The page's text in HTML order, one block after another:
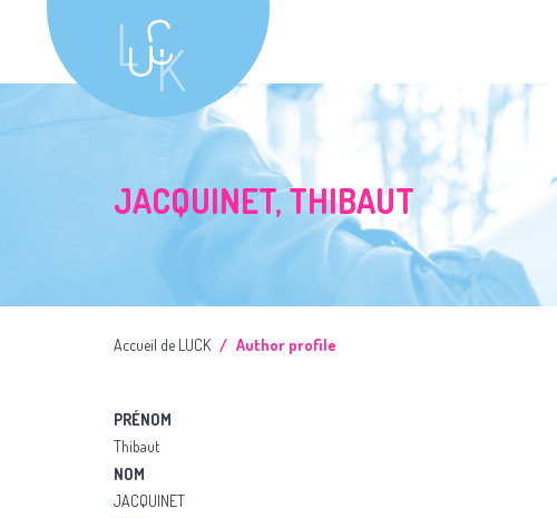
JACQUINET, THIBAUT
Accueil de LUCK
Author profile
PRÉNOM
Thibaut
NOM
JACQUINET